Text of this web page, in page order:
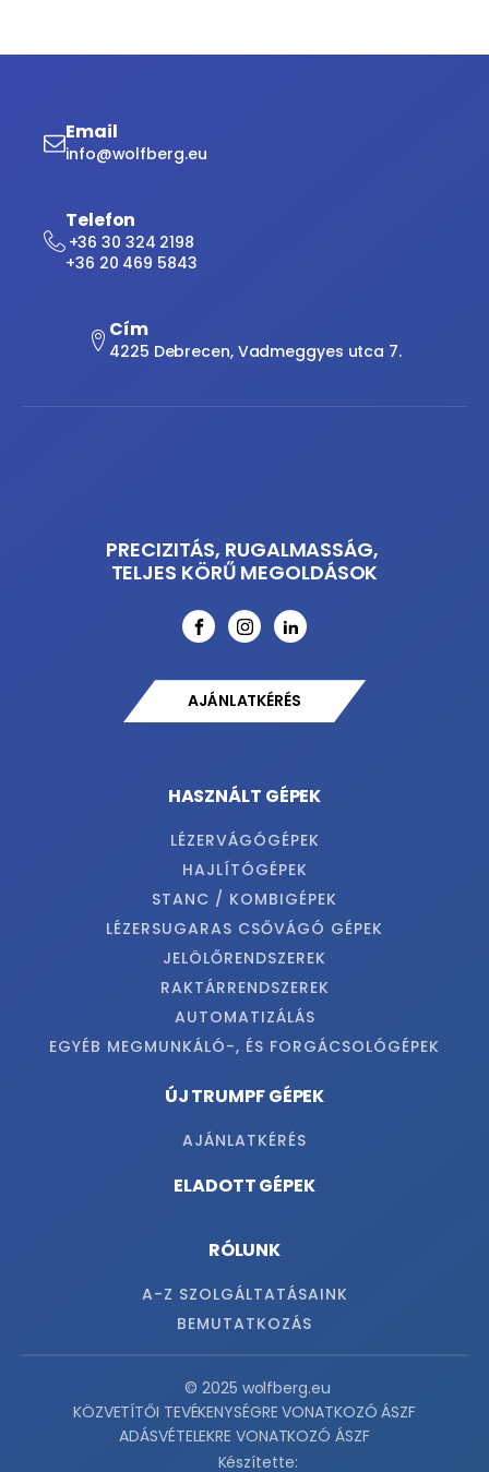
Email
info@wolfberg.eu
Telefon
+36 30 324 2198
+36 20 469 5843
Cím
4225 Debrecen, Vadmeggyes utca 7.
PRECIZITÁS, RUGALMASSÁG,
TELJES KÖRŰ MEGOLDÁSOK
AJÁNLATKÉRÉS
HASZNÁLT GÉPEK
LÉZERVÁGÓGÉPEK
HAJLÍTÓGÉPEK
STANC / KOMBIGÉPEK
LÉZERSUGARAS CSŐVÁGÓ GÉPEK
JELÖLŐRENDSZEREK
RAKTÁRRENDSZEREK
AUTOMATIZÁLÁS
EGYÉB MEGMUNKÁLÓ-, ÉS FORGÁCSOLÓGÉPEK
ÚJ TRUMPF GÉPEK
AJÁNLATKÉRÉS
ELADOTT GÉPEK
RÓLUNK
A-Z SZOLGÁLTATÁSAINK
BEMUTATKOZÁS
© 2025 wolfberg.eu
KÖZVETÍTŐI TEVÉKENYSÉGRE VONATKOZÓ ÁSZF
ADÁSVÉTELEKRE VONATKOZÓ ÁSZF
Készítette: